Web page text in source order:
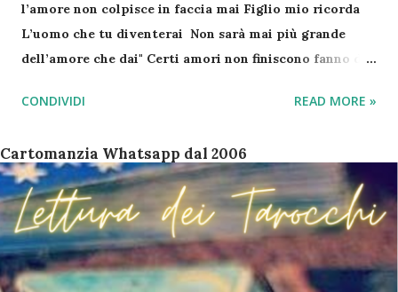
l’amore non colpisce in faccia mai Figlio mio ricorda
L’uomo che tu diventerai Non sarà mai più grande
dell’amore che dai" Certi amori non finiscono fanno dei
modo di comportarsi?😐 E' sempre "pieno/a" di
NON ESITARE, BASTA PERDERE ALTRO TEMPO!😉 "
Consulta i Tarocchi " Fatti il tuo Regalo di "
Cartomanzia "!☘ COSTA SOLO 1,99€ IVA COMPRESA!
😉 "Aggiungi in rubrica 342.82.26.026 se da fuori Italia
+0039 "... Procedi subito con l'acquisto della tua "
lettura dei Tarocchi su Whatsapp "" (Sarai riportato
CONDIVIDI READ MORE »
Cartomanzia Whatsapp dal 2006